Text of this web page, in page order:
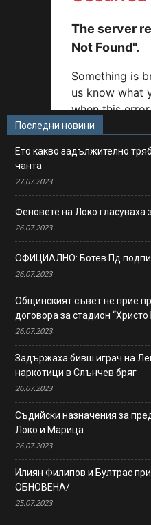
Последни новини
Ето какво задължително
чанта
27.07.2023
Феновете на Локо гласуваха
26.07.2023
ОФИЦИАЛНО: Ботев Пд
26.07.2023
Общинският съвет не прие
договора за стадион “Христо
26.07.2023
Задържаха бивш играч на
наркотици в Слънчев бряг
26.07.2023
Съдийски назначения за
Локо и Марица
26.07.2023
Илиян Филипов и Бултрас
ОБНОВЕНА/
25.07.2023